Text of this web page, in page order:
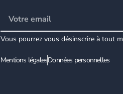
Vous pourrez vous désinscrire à tout
Mentions légalesDonnées personnelles